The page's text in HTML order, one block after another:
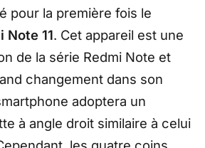
pour la première fois le
Note 11. Cet appareil est une
de la série Redmi Note et
changement dans son
adoptera un
à angle droit similaire à celui